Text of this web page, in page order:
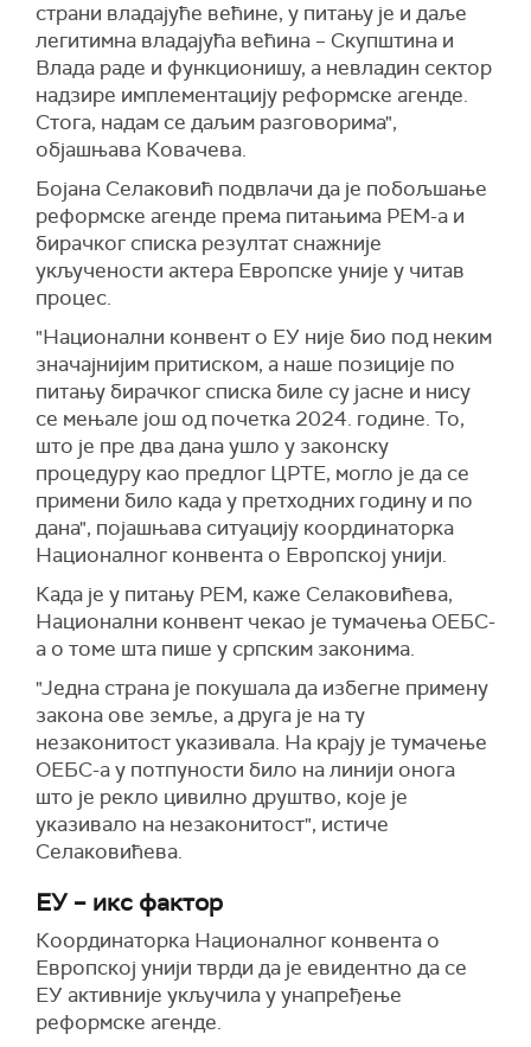
страни владајуће већине, у питању је и даље
легитимна владајућа већина – Скупштина и
Влада раде и функционишу, а невладин сектор
надзире имплементацију реформске агенде.
Стога, надам се даљим разговорима",
објашњава Ковачева.
Бојана Селаковић подвлачи да је побољшање
реформске агенде према питањима РЕМ-а и
бирачког списка резултат снажније
укључености актера Европске уније у читав
процес.
"Национални конвент о ЕУ није био под неким
значајнијим притиском, а наше позиције по
питању бирачког списка биле су јасне и нису
се мењале још од почетка 2024. године. То,
што је пре два дана ушло у законску
процедуру као предлог ЦРТЕ, могло је да се
примени било када у претходних годину и по
дана", појашњава ситуацију координаторка
Националног конвента о Европској унији.
Када је у питању РЕМ, каже Селаковићева,
Национални конвент чекао је тумачења ОЕБС-
а о томе шта пише у српским законима.
"Једна страна је покушала да избегне примену
закона ове земље, а друга је на ту
незаконитост указивала. На крају је тумачење
ОЕБС-а у потпуности било на линији онога
што је рекло цивилно друштво, које је
указивало на незаконитост", истиче
Селаковићева.
ЕУ – икс фактор
Координаторка Националног конвента о
Европској унији тврди да је евидентно да се
ЕУ активније укључила у унапређење
реформске агенде.